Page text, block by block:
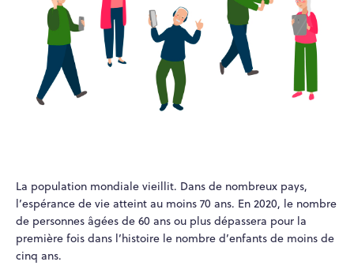
La population mondiale vieillit. Dans de nombreux pays,
l’espérance de vie atteint au moins 70 ans. En 2020, le nombre
de personnes âgées de 60 ans ou plus dépassera pour la
première fois dans l’histoire le nombre d’enfants de moins de
cinq ans.